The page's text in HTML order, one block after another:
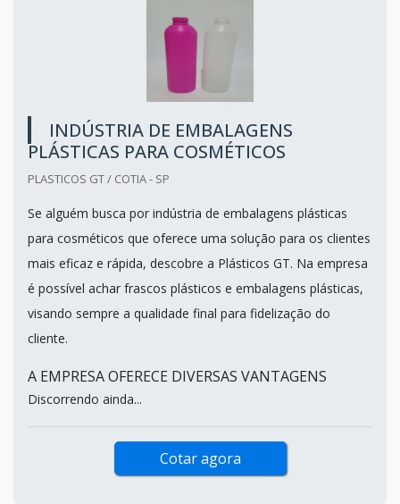
INDÚSTRIA DE EMBALAGENS
PLÁSTICAS PARA COSMÉTICOS
PLASTICOS GT / COTIA - SP
Se alguém busca por indústria de embalagens plásticas
para cosméticos que oferece uma solução para os clientes
mais eficaz e rápida, descobre a Plásticos GT. Na empresa
é possível achar frascos plásticos e embalagens plásticas,
visando sempre a qualidade final para fidelização do
cliente.
A EMPRESA OFERECE DIVERSAS VANTAGENS
Discorrendo ainda...
Cotar agora